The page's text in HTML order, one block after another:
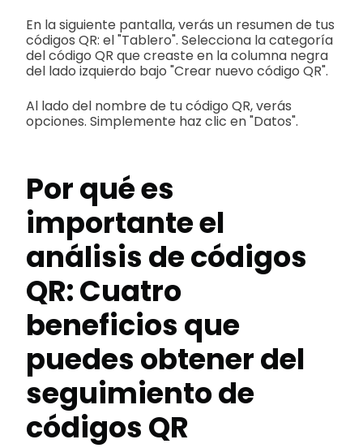
En la siguiente pantalla, verás un resumen de tus
códigos QR: el "Tablero". Selecciona la categoría
del código QR que creaste en la columna negra
del lado izquierdo bajo "Crear nuevo código QR".
Al lado del nombre de tu código QR, verás
opciones. Simplemente haz clic en "Datos".
Por qué es
importante el
análisis de códigos
QR: Cuatro
beneficios que
puedes obtener del
seguimiento de
códigos QR